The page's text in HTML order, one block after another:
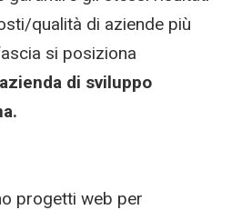
qualità di aziende più
si posiziona
di sviluppo
progetti web per